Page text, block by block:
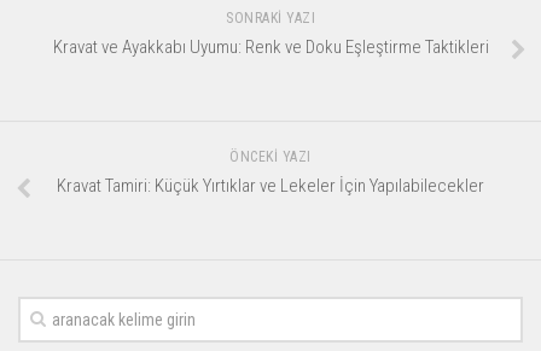
SONRAKI YAZI
Kravat ve Ayakkabı Uyumu: Renk ve Doku Eşleştirme Taktikleri
ÖNCEKI YAZI
Kravat Tamiri: Küçük Yırtıklar ve Lekeler İçin Yapılabilecekler